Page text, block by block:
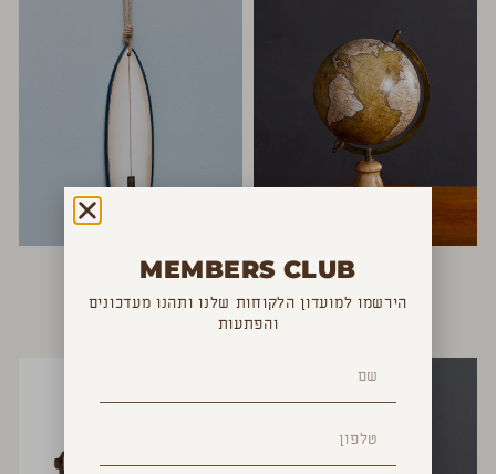
גלובוס דקורטיבי
₪
גלשן לבן לתלייה
120
MEMBERS CLUB
הירשמו למועדון הלקוחות שלנו ותהנו מעדכונים
והפתעות